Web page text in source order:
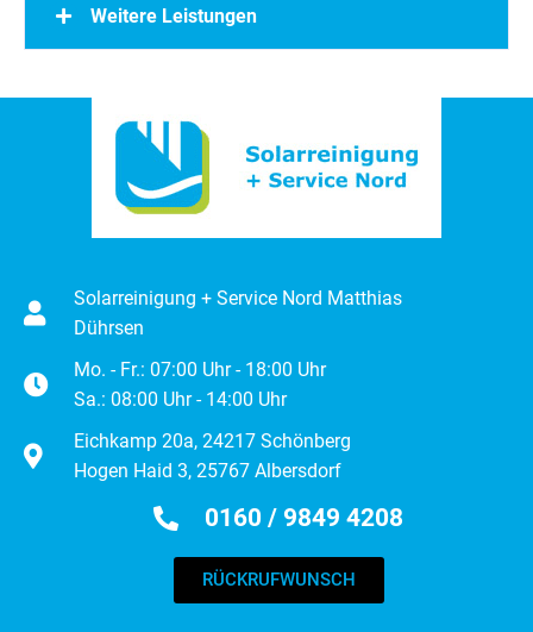
Weitere Leistungen
Solarreinigung + Service Nord Matthias
Dührsen
Mo. - Fr.: 07:00 Uhr - 18:00 Uhr
Sa.: 08:00 Uhr - 14:00 Uhr
Eichkamp 20a, 24217 Schönberg
Hogen Haid 3, 25767 Albersdorf
0160 / 9849 4208
RÜCKRUFWUNSCH